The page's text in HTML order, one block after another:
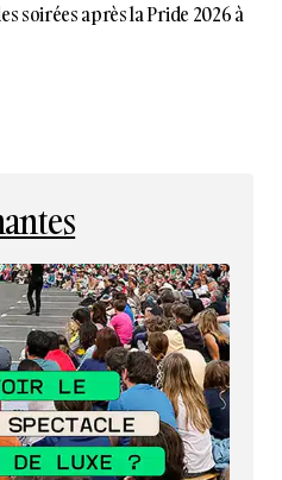
soirées après la Pride 2026 à